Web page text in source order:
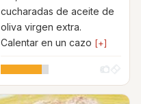
cucharadas de aceite de
oliva virgen extra.
Calentar en un cazo [+]